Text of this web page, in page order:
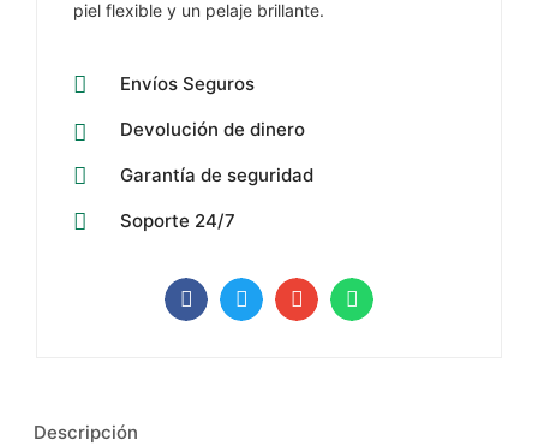
piel flexible y un pelaje brillante.
Envíos Seguros
Devolución de dinero
Garantía de seguridad
Soporte 24/7
Descripción